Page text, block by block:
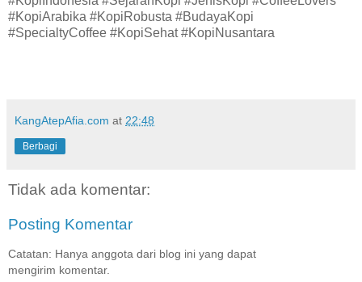
#KopiArabika #KopiRobusta #BudayaKopi
#SpecialtyCoffee #KopiSehat #KopiNusantara
KangAtepAfia.com at 22:48
Berbagi
Tidak ada komentar:
Posting Komentar
Catatan: Hanya anggota dari blog ini yang dapat
mengirim komentar.